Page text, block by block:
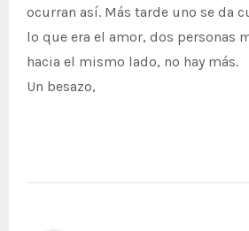
ocurran así. Más tarde uno se da
lo que era el amor, dos personas
hacia el mismo lado, no hay más.
Un besazo,